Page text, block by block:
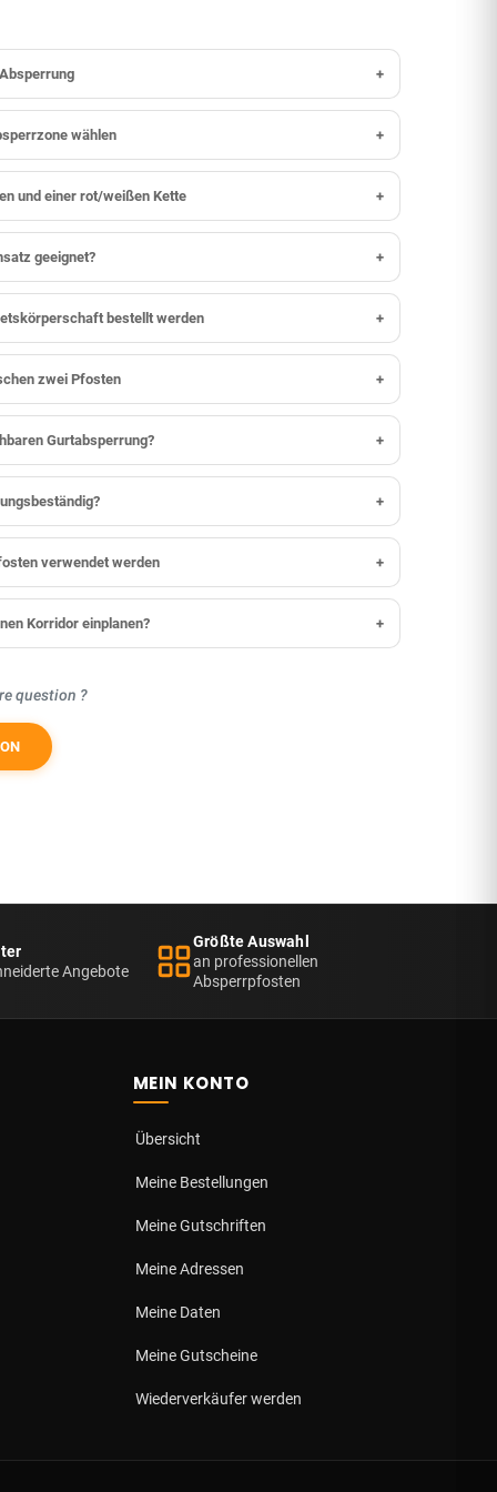
+
wählen +
und einer rot/weißen Kette +
geeignet? +
bestellt werden +
zwei Pfosten +
Gurtabsperrung? +
+
verwendet werden +
Korridor einplanen? +
question ?
Angebote
Größte Auswahl
an professionellen
Absperrpfosten
MEIN KONTO
Übersicht
Meine Bestellungen
Meine Gutschriften
Meine Adressen
Meine Daten
Meine Gutscheine
Wiederverkäufer werden